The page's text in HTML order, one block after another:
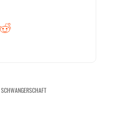
SCHWANGERSCHAFT